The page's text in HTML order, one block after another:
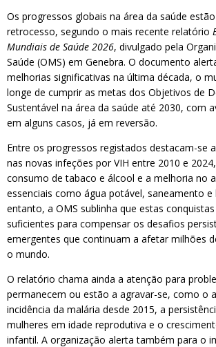
Os progressos globais na área da saúde
retrocesso, segundo o mais recente relatório
Mundiais de Saúde 2026, divulgado pela
Saúde (OMS) em Genebra. O documento
melhorias significativas na última década, o
longe de cumprir as metas dos Objetivos de
Sustentável na área da saúde até 2030, com
em alguns casos, já em reversão.
Entre os progressos registados destacam-se
nas novas infeções por VIH entre 2010 e
consumo de tabaco e álcool e a melhoria no
essenciais como água potável, saneamento e
entanto, a OMS sublinha que estas
suficientes para compensar os desafios
emergentes que continuam a afetar milhões
o mundo.
O relatório chama ainda a atenção para
permanecem ou estão a agravar-se, como o
incidência da malária desde 2015, a
mulheres em idade reprodutiva e o
infantil. A organização alerta também para o